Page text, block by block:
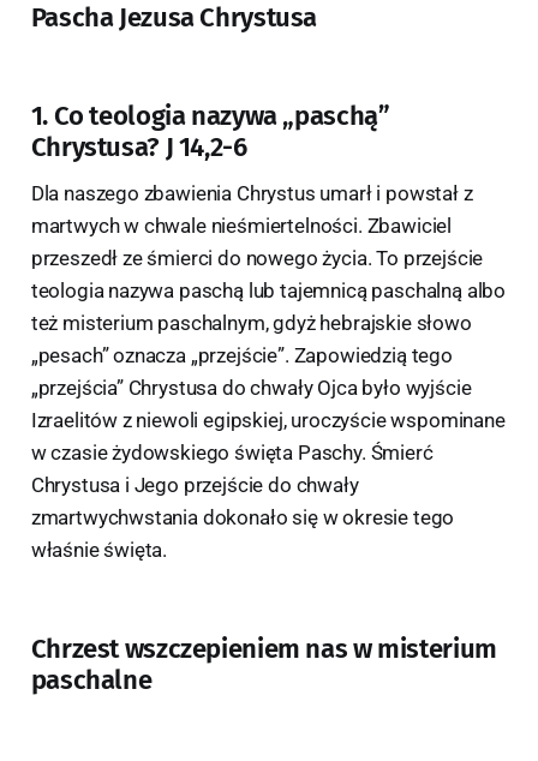
Pascha Jezusa Chrystusa
1. Co teologia nazywa „paschą”
Chrystusa? J 14,2-6
Dla naszego zbawienia Chrystus umarł i powstał z
martwych w chwale nieśmiertelności. Zbawiciel
przeszedł ze śmierci do nowego życia. To przejście
teologia nazywa paschą lub tajemnicą paschalną albo
też misterium paschalnym, gdyż hebrajskie słowo
„pesach” oznacza „przejście”. Zapowiedzią tego
„przejścia” Chrystusa do chwały Ojca było wyjście
Izraelitów z niewoli egipskiej, uroczyście wspominane
w czasie żydowskiego święta Paschy. Śmierć
Chrystusa i Jego przejście do chwały
zmartwychwstania dokonało się w okresie tego
właśnie święta.
Chrzest wszczepieniem nas w misterium
paschalne